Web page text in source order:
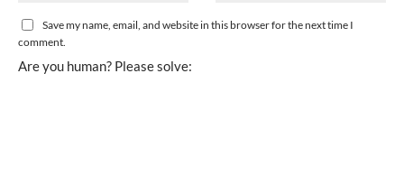
Save my name, email, and website in this browser for the next time I
comment.
Are you human? Please solve: